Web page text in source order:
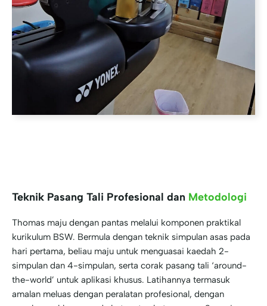
Teknik Pasang Tali Profesional dan Metodologi
Thomas maju dengan pantas melalui komponen praktikal
kurikulum BSW. Bermula dengan teknik simpulan asas pada
hari pertama, beliau maju untuk menguasai kaedah 2-
simpulan dan 4-simpulan, serta corak pasang tali ‘around-
the-world’ untuk aplikasi khusus. Latihannya termasuk
amalan meluas dengan peralatan profesional, dengan